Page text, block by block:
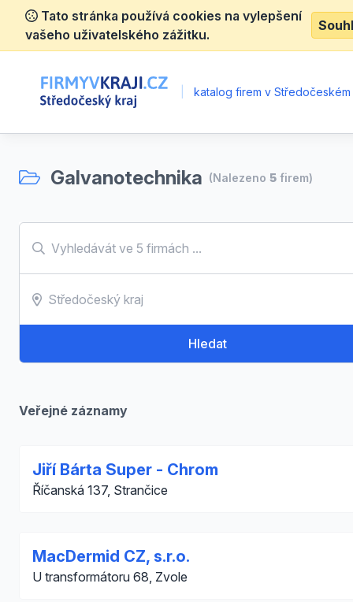
Tato stránka používá cookies na vylepšení
vašeho uživatelského zážitku.
katalog firem v Středočeském
Galvanotechnika (Nalezeno 5 firem)
Hledat
Veřejné záznamy
Jiří Bárta Super - Chrom
Říčanská 137, Strančice
MacDermid CZ, s.r.o.
U transformátoru 68, Zvole